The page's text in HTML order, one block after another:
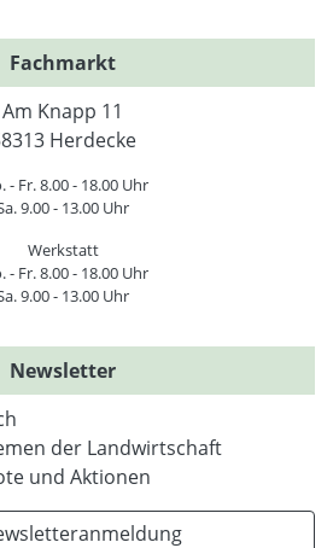
Fachmarkt
Am Knapp 11
Herdecke
- Fr. 8.00 - 18.00 Uhr
9.00 - 13.00 Uhr
Werkstatt
- Fr. 8.00 - 18.00 Uhr
9.00 - 13.00 Uhr
Newsletter
der Landwirtschaft
und Aktionen